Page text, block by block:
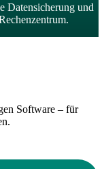
Datensicherung und
Software – für